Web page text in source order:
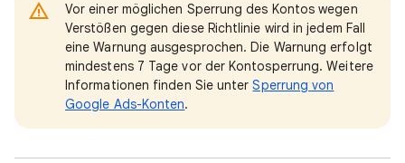
Vor einer möglichen Sperrung des Kontos wegen
Verstößen gegen diese Richtlinie wird in jedem Fall
eine Warnung ausgesprochen. Die Warnung erfolgt
mindestens 7 Tage vor der Kontosperrung. Weitere
Informationen finden Sie unterSperrung von
Google Ads-Konten.